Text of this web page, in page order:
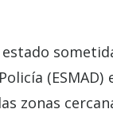
(ESMAD)
zonas